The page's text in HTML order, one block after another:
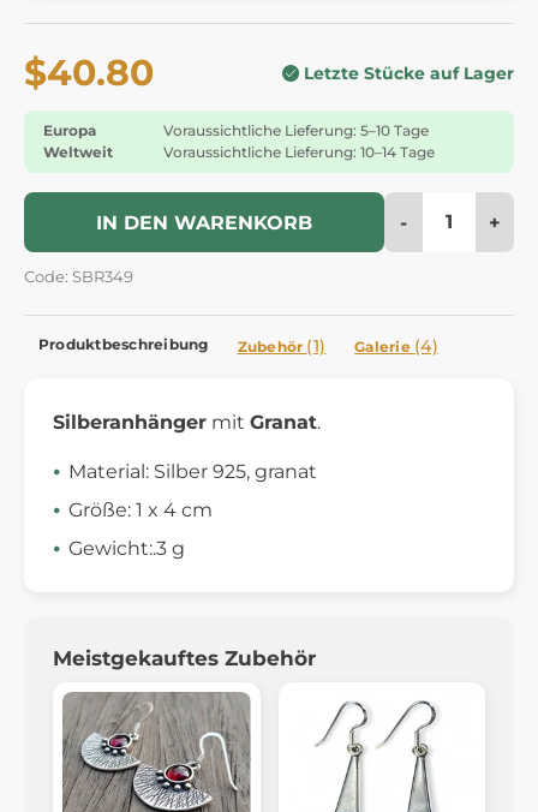
$40.80 Letzte Stücke auf Lager
Europa
Voraussichtliche Lieferung: 5–10 Tage
Weltweit
Voraussichtliche Lieferung: 10–14 Tage
IN DEN WARENKORB - +
Code: SBR349
Produktbeschreibung Zubehör (1) Galerie (4)
Silberanhänger mit Granat.
Material: Silber 925, granat
Größe: 1 x 4 cm
Gewicht:.3 g
Meistgekauftes Zubehör